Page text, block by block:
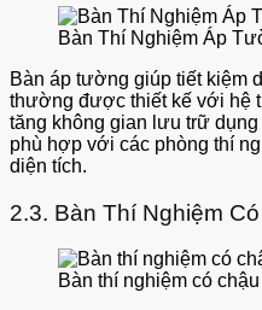
Bàn Thí Nghiệm Áp
Bàn áp tường giúp tiết kiệm
thường được thiết kế với hệ
tăng không gian lưu trữ
phù hợp với các phòng thí
diện tích.
2.3. Bàn Thí Nghiệm
Bàn thí nghiệm có